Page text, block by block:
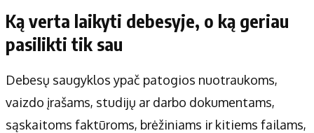
Ką verta laikyti debesyje, o ką geriau
pasilikti tik sau
Debesų saugyklos ypač patogios nuotraukoms,
vaizdo įrašams, studijų ar darbo dokumentams,
sąskaitoms faktūroms, brėžiniams ir kitiems failams,